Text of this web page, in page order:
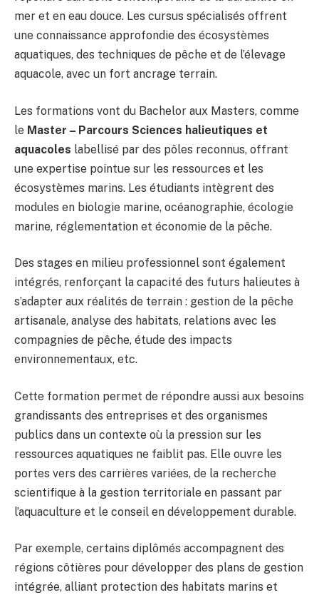
mer et en eau douce. Les cursus spécialisés offrent
une connaissance approfondie des écosystèmes
aquatiques, des techniques de pêche et de l’élevage
aquacole, avec un fort ancrage terrain.
Les formations vont du Bachelor aux Masters, comme
le Master – Parcours Sciences halieutiques et
aquacoles labellisé par des pôles reconnus, offrant
une expertise pointue sur les ressources et les
écosystèmes marins. Les étudiants intègrent des
modules en biologie marine, océanographie, écologie
marine, réglementation et économie de la pêche.
Des stages en milieu professionnel sont également
intégrés, renforçant la capacité des futurs halieutes à
s’adapter aux réalités de terrain : gestion de la pêche
artisanale, analyse des habitats, relations avec les
compagnies de pêche, étude des impacts
environnementaux, etc.
Cette formation permet de répondre aussi aux besoins
grandissants des entreprises et des organismes
publics dans un contexte où la pression sur les
ressources aquatiques ne faiblit pas. Elle ouvre les
portes vers des carrières variées, de la recherche
scientifique à la gestion territoriale en passant par
l’aquaculture et le conseil en développement durable.
Par exemple, certains diplômés accompagnent des
régions côtières pour développer des plans de gestion
intégrée, alliant protection des habitats marins et